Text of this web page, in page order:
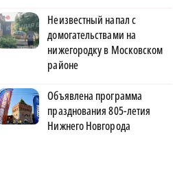
Неизвестный напал с
домогательствами на
нижегородку в Московском
районе
Объявлена программа
празднования 805-летия
Нижнего Новгорода